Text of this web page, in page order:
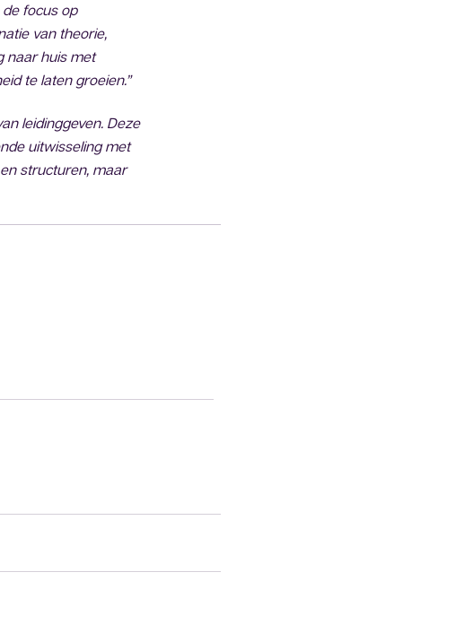
focus op
van theorie,
naar huis met
te laten groeien.”
leidinggeven. Deze
uitwisseling met
structuren, maar